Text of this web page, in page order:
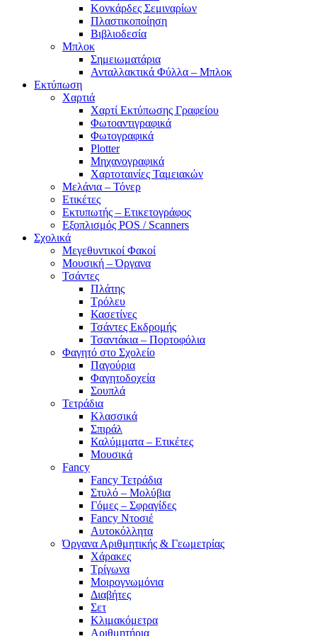
Κονκάρδες Σεμιναρίων
Πλαστικοποίηση
Βιβλιοδεσία
Μπλοκ
Σημειωματάρια
Ανταλλακτικά Φύλλα – Μπλοκ
Εκτύπωση
Χαρτιά
Χαρτί Εκτύπωσης Γραφείου
Φωτοαντιγραφικά
Φωτογραφικά
Plotter
Μηχανογραφικά
Χαρτοταινίες Ταμειακών
Μελάνια – Τόνερ
Ετικέτες
Εκτυπωτής – Ετικετογράφος
Εξοπλισμός POS / Scanners
Σχολικά
Μεγεθυντικοί Φακοί
Μουσική – Όργανα
Τσάντες
Πλάτης
Τρόλευ
Κασετίνες
Τσάντες Εκδρομής
Τσαντάκια – Πορτοφόλια
Φαγητό στο Σχολείο
Παγούρια
Φαγητοδοχεία
Σουπλά
Τετράδια
Κλασσικά
Σπιράλ
Καλύμματα – Ετικέτες
Μουσικά
Fancy
Fancy Τετράδια
Στυλό – Μολύβια
Γόμες – Σφραγίδες
Fancy Ντοσιέ
Αυτοκόλλητα
Όργανα Αριθμητικής & Γεωμετρίας
Χάρακες
Τρίγωνα
Mοιρογνωμόνια
Διαβήτες
Σετ
Κλιμακόμετρα
Αριθμητήρια